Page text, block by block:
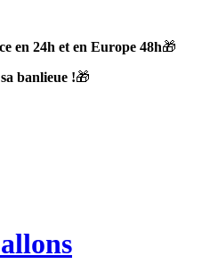
en 24h et en Europe 48h🎁
banlieue !🎁